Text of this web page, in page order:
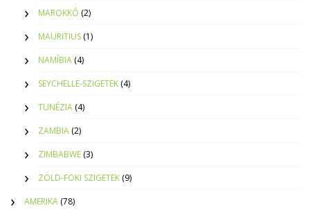
MAROKKÓ (2)
MAURITIUS (1)
NAMÍBIA (4)
SEYCHELLE-SZIGETEK (4)
TUNÉZIA (4)
ZAMBIA (2)
ZIMBABWE (3)
ZÖLD-FOKI SZIGETEK (9)
AMERIKA (78)